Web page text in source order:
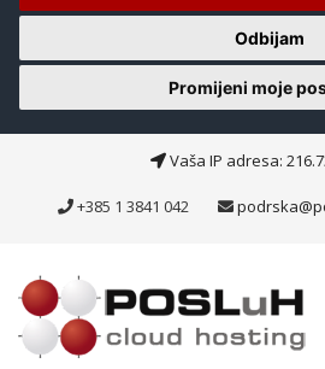
Odbijam
Promijeni moje
Vaša IP adresa:
+385 1 3841 042